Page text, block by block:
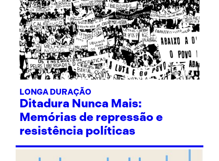
LONGA DURAÇÃO
Ditadura Nunca Mais:
Memórias de repressão e
resistência políticas